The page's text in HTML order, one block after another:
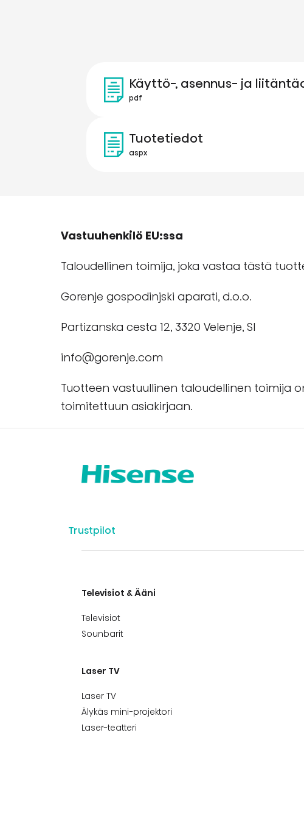
Käyttö-, asennus- ja
pdf
Tuotetiedot
aspx
Vastuuhenkilö EU:ssa
Taloudellinen toimija, joka vastaa tästä
Gorenje gospodinjski aparati, d.o.o.
Partizanska cesta 12, 3320 Velenje, SI
info@gorenje.com
Tuotteen vastuullinen taloudellinen toimija
toimitettuun asiakirjaan.
Trustpilot
Televisiot & Ääni
Televisiot
Sounbarit
Laser TV
Laser TV
Älykäs mini-projektori
Laser-teatteri